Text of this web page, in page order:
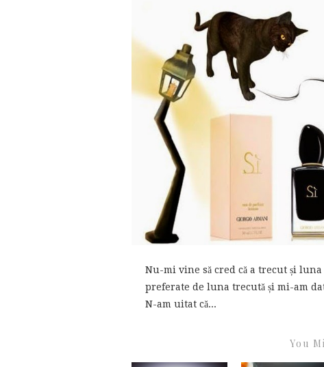
Nu-mi vine să cred că a trecut și
preferate de luna trecută și mi-am
N-am uitat că...
You